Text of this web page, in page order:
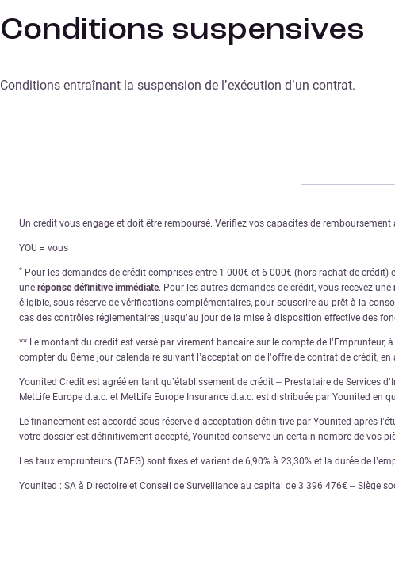
Conditions suspensives
Conditions entraînant la suspension de l’exécution d’un contrat.
Un crédit vous engage et doit être remboursé. Vérifiez vos capacités de remboursement
YOU = vous
* Pour les demandes de crédit comprises entre 1 000€ et 6 000€ (hors rachat de
une réponse définitive immédiate. Pour les autres demandes de crédit, vous recevez une
éligible, sous réserve de vérifications complémentaires, pour souscrire au prêt à la
cas des contrôles réglementaires jusqu’au jour de la mise à disposition effective des
** Le montant du crédit est versé par virement bancaire sur le compte de
compter du 8ème jour calendaire suivant l’acceptation de l’offre de contrat de crédit,
Younited Credit est agréé en tant qu’établissement de crédit – Prestataire de Services
MetLife Europe d.a.c. et MetLife Europe Insurance d.a.c. est distribuée par Younited en
Le financement est accordé sous réserve d’acceptation définitive par Younited après
votre dossier est définitivement accepté, Younited conserve un certain nombre de vos
Les taux emprunteurs (TAEG) sont fixes et varient de 6,90% à 23,30% et la durée de
Younited : SA à Directoire et Conseil de Surveillance au capital de 3 396 476€ – Siège